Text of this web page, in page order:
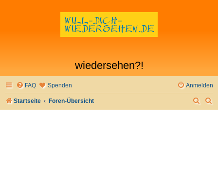
wiedersehen?!
FAQ Spenden Anmelden
Startseite Foren-Übersicht